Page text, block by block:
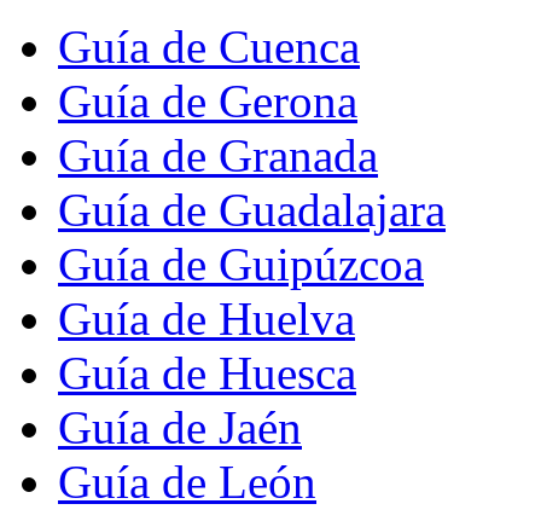
Guía de Cuenca
Guía de Gerona
Guía de Granada
Guía de Guadalajara
Guía de Guipúzcoa
Guía de Huelva
Guía de Huesca
Guía de Jaén
Guía de León